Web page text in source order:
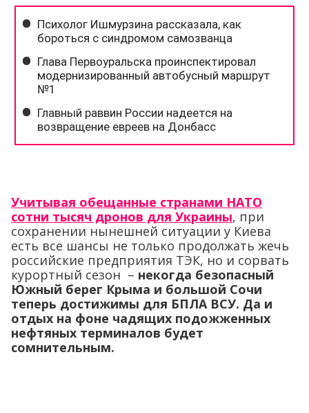
Учитывая обещанные странами НАТО
сотни тысяч дронов для Украины, при
сохранении нынешней ситуации у Киева
есть все шансы не только продолжать жечь
российские предприятия ТЭК, но и сорвать
курортный сезон – некогда безопасный
Южный берег Крыма и большой Сочи
теперь достижимы для БПЛА ВСУ. Да и
отдых на фоне чадящих подожженных
нефтяных терминалов будет
сомнительным.